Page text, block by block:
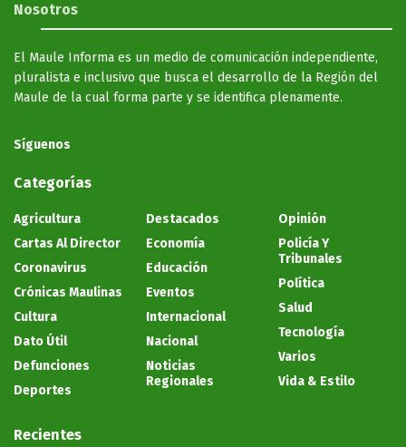
Nosotros
El Maule Informa es un medio de comunicación independiente,
pluralista e inclusivo que busca el desarrollo de la Región del
Maule de la cual forma parte y se identifica plenamente.
Síguenos
Categorías
Agricultura
Cartas Al Director
Coronavirus
Crónicas Maulinas
Cultura
Dato Útil
Defunciones
Deportes
Destacados
Economía
Educación
Eventos
Internacional
Nacional
Noticias
Regionales
Opinión
Policía Y
Tribunales
Política
Salud
Tecnología
Varios
Vida & Estilo
Recientes